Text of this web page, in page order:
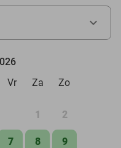
Vr Za Zo
1 2
7 8 9